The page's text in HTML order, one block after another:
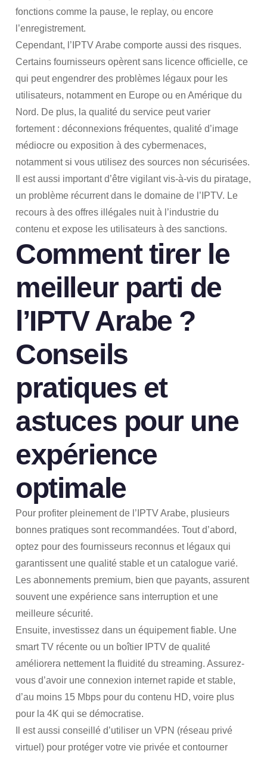
fonctions comme la pause, le replay, ou encore
l’enregistrement.
Cependant, l’IPTV Arabe comporte aussi des risques.
Certains fournisseurs opèrent sans licence officielle, ce
qui peut engendrer des problèmes légaux pour les
utilisateurs, notamment en Europe ou en Amérique du
Nord. De plus, la qualité du service peut varier
fortement : déconnexions fréquentes, qualité d’image
médiocre ou exposition à des cybermenaces,
notamment si vous utilisez des sources non sécurisées.
Il est aussi important d’être vigilant vis-à-vis du piratage,
un problème récurrent dans le domaine de l’IPTV. Le
recours à des offres illégales nuit à l’industrie du
contenu et expose les utilisateurs à des sanctions.
Comment tirer le
meilleur parti de
l’IPTV Arabe ?
Conseils
pratiques et
astuces pour une
expérience
optimale
Pour profiter pleinement de l’IPTV Arabe, plusieurs
bonnes pratiques sont recommandées. Tout d’abord,
optez pour des fournisseurs reconnus et légaux qui
garantissent une qualité stable et un catalogue varié.
Les abonnements premium, bien que payants, assurent
souvent une expérience sans interruption et une
meilleure sécurité.
Ensuite, investissez dans un équipement fiable. Une
smart TV récente ou un boîtier IPTV de qualité
améliorera nettement la fluidité du streaming. Assurez-
vous d’avoir une connexion internet rapide et stable,
d’au moins 15 Mbps pour du contenu HD, voire plus
pour la 4K qui se démocratise.
Il est aussi conseillé d’utiliser un VPN (réseau privé
virtuel) pour protéger votre vie privée et contourner